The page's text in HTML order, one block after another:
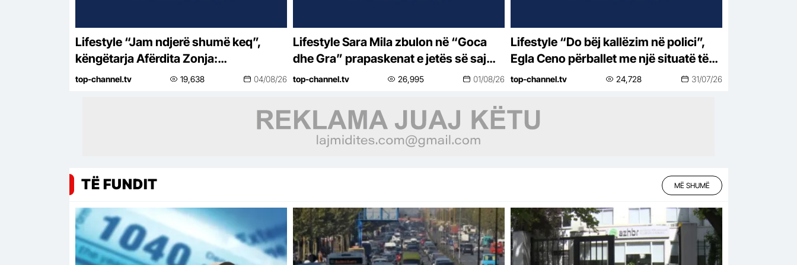
Lifestyle “Jam ndjerë shumë keq”,
këngëtarja Afërdita Zonja:
Parashqevinë nuk e kam takuar në
top-channel.tv 19,638 04/08/26
Lifestyle Sara Mila zbulon në “Goca
dhe Gra” prapaskenat e jetës së saj
politike: Teatër jo i bukur, nuk është aq
top-channel.tv 26,995 01/08/26
Lifestyle “Do bëj kallëzim në polici”,
Egla Ceno përballet me një situatë të
vështirë rreziku: Mos më prek damarin
top-channel.tv 24,728 31/07/26
TË FUNDIT MË SHUMË